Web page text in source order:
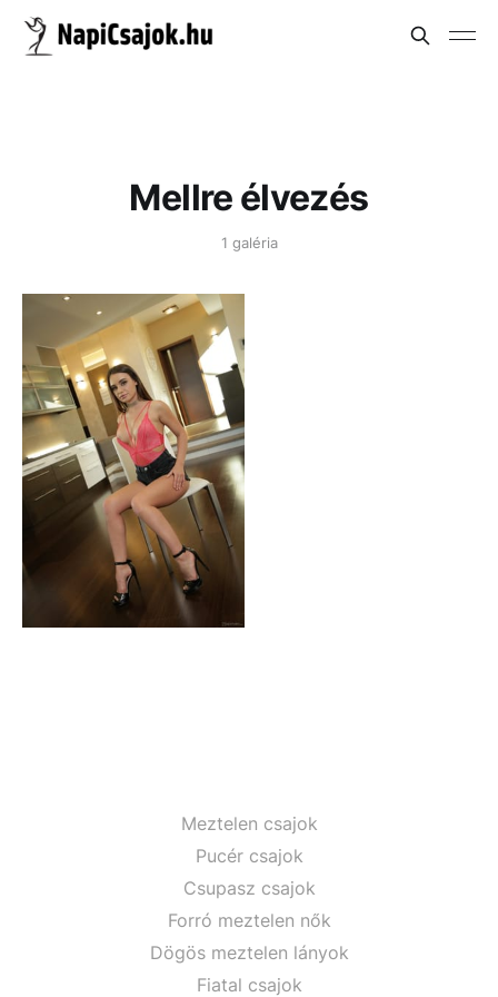
Mellre élvezés
1 galéria
Meztelen csajok
Pucér csajok
Csupasz csajok
Forró meztelen nők
Dögös meztelen lányok
Fiatal csajok